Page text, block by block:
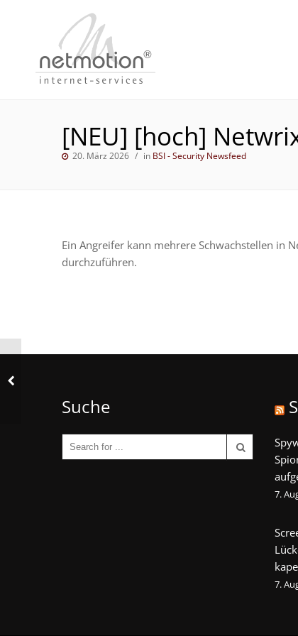
[NEU] [hoch]
20. März 2026 in BSI - Security Newsfeed
Ein Angreifer kann mehrere Schwachstellen in
durchzuführen.
Suche
7.
7.